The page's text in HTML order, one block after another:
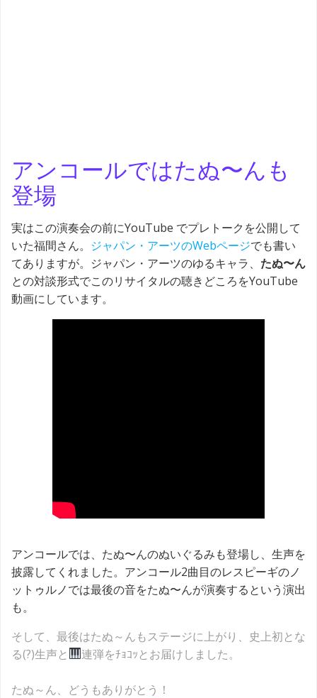
アンコールではたぬ〜んも
登場
実はこの演奏会の前にYouTube でプレトークを公開して
いた福間さん。 ジャパン・アーツのWebページでも書い
てありますが。ジャパン・アーツのゆるキャラ、 たぬ〜ん
との対談形式でこのリサイタルの聴きどころをYouTube
動画にしています。
アンコールでは、たぬ〜んのぬいぐるみも登場し、生声を
披露してくれました。アンコール2曲目のレスピーギのノ
ットゥルノでは最後の音をたぬ〜んが演奏するという演出
も。
そして、最後はたぬ～んもステージに上がり、史上初とな
る(?)生声と
連弾をﾁｮｺｯとお届けしました。
たぬ～ん、どうもありがとう！